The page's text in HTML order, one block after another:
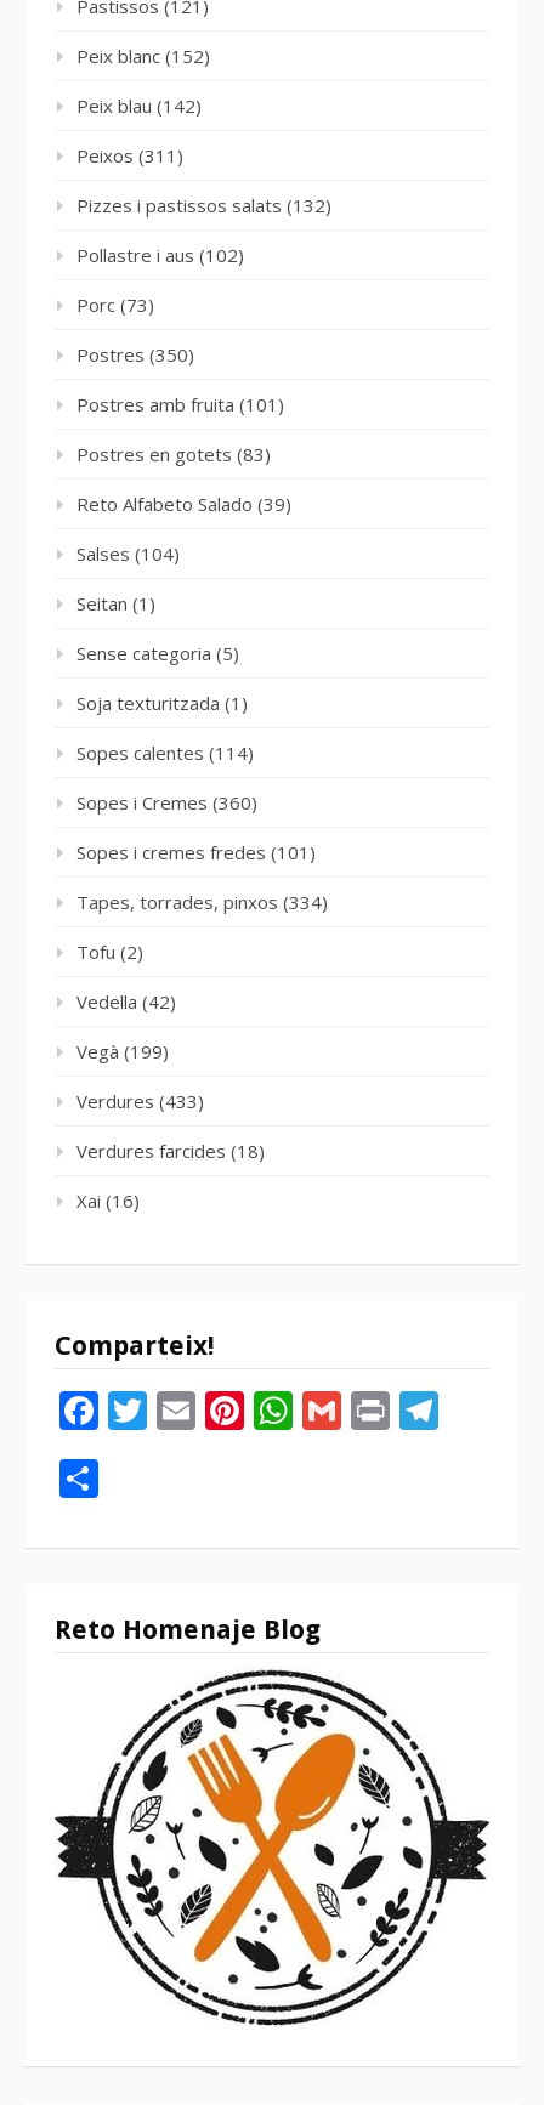
Pastissos (121)
Peix blanc (152)
Peix blau (142)
Peixos (311)
Pizzes i pastissos salats (132)
Pollastre i aus (102)
Porc (73)
Postres (350)
Postres amb fruita (101)
Postres en gotets (83)
Reto Alfabeto Salado (39)
Salses (104)
Seitan (1)
Sense categoria (5)
Soja texturitzada (1)
Sopes calentes (114)
Sopes i Cremes (360)
Sopes i cremes fredes (101)
Tapes, torrades, pinxos (334)
Tofu (2)
Vedella (42)
Vegà (199)
Verdures (433)
Verdures farcides (18)
Xai (16)
Comparteix!
Facebook
Twitter
EmailPinterest
WhatsApp
Gmail
Print
Reto Homenaje Blog